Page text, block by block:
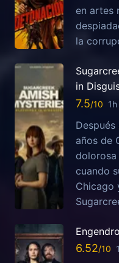
en artes
la
in
7.5
años de
cuando
Chicago
Engendro
6.52